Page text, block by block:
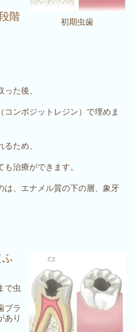
初期虫歯
階
た後、
ンポジットレジン）で埋めま
ため、
治療ができます。
は、エナメル質の下の層、象牙
で虫
ブラ
あり